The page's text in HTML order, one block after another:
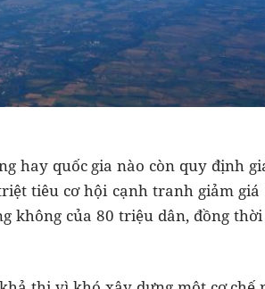
hay quốc gia nào còn quy định
tiêu cơ hội cạnh tranh giảm
không của 80 triệu dân, đồng